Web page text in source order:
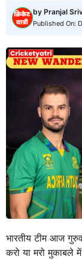
by Pranjal
Published On:
भारतीय टीम आज
करो या मरो मुकाबले